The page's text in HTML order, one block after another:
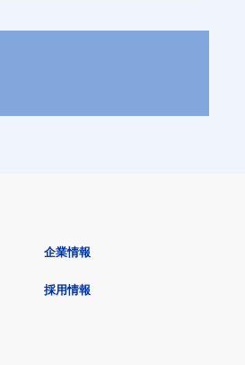
企業情報
採用情報